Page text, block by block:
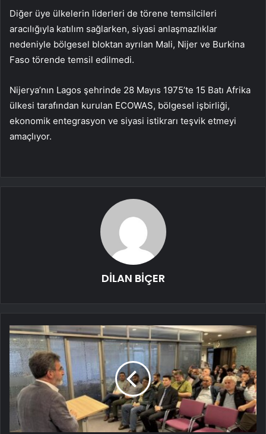
Diğer üye ülkelerin liderleri de törene temsilcileri
aracılığıyla katılım sağlarken, siyasi anlaşmazlıklar
nedeniyle bölgesel bloktan ayrılan Mali, Nijer ve Burkina
Faso törende temsil edilmedi.
Nijerya’nın Lagos şehrinde 28 Mayıs 1975’te 15 Batı Afrika
ülkesi tarafından kurulan ECOWAS, bölgesel işbirliği,
ekonomik entegrasyon ve siyasi istikrarı teşvik etmeyi
amaçlıyor.
DİLAN BİÇER